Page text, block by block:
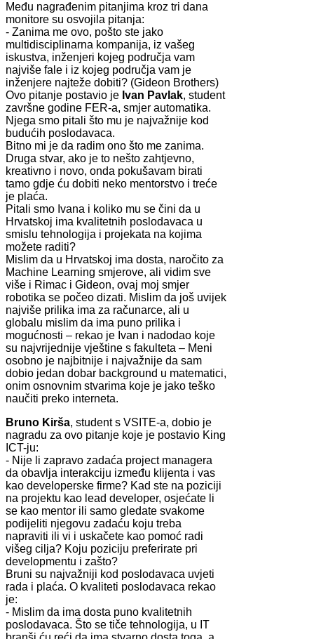
Među nagrađenim pitanjima kroz tri dana
monitore su osvojila pitanja:
- Zanima me ovo, pošto ste jako
multidisciplinarna kompanija, iz vašeg
iskustva, inženjeri kojeg područja vam
najviše fale i iz kojeg područja vam je
inženjere najteže dobiti? (Gideon Brothers)
Ovo pitanje postavio je Ivan Pavlak, student
završne godine FER-a, smjer automatika.
Njega smo pitali što mu je najvažnije kod
budućih poslodavaca.
Bitno mi je da radim ono što me zanima.
Druga stvar, ako je to nešto zahtjevno,
kreativno i novo, onda pokušavam birati
tamo gdje ću dobiti neko mentorstvo i treće
je plaća.
Pitali smo Ivana i koliko mu se čini da u
Hrvatskoj ima kvalitetnih poslodavaca u
smislu tehnologija i projekata na kojima
možete raditi?
Mislim da u Hrvatskoj ima dosta, naročito za
Machine Learning smjerove, ali vidim sve
više i Rimac i Gideon, ovaj moj smjer
robotika se počeo dizati. Mislim da još uvijek
najviše prilika ima za računarce, ali u
globalu mislim da ima puno prilika i
mogućnosti – rekao je Ivan i nadodao koje
su najvrijednije vještine s fakulteta – Meni
osobno je najbitnije i najvažnije da sam
dobio jedan dobar background u matematici,
onim osnovnim stvarima koje je jako teško
naučiti preko interneta.
Bruno Kirša, student s VSITE-a, dobio je
nagradu za ovo pitanje koje je postavio King
ICT-ju:
- Nije li zapravo zadaća project managera
da obavlja interakciju između klijenta i vas
kao developerske firme? Kad ste na poziciji
na projektu kao lead developer, osjećate li
se kao mentor ili samo gledate svakome
podijeliti njegovu zadaću koju treba
napraviti ili vi i uskačete kao pomoć radi
višeg cilja? Koju poziciju preferirate pri
developmentu i zašto?
Bruni su najvažniji kod poslodavaca uvjeti
rada i plaća. O kvaliteti poslodavaca rekao
je:
- Mislim da ima dosta puno kvalitetnih
poslodavaca. Što se tiče tehnologija, u IT